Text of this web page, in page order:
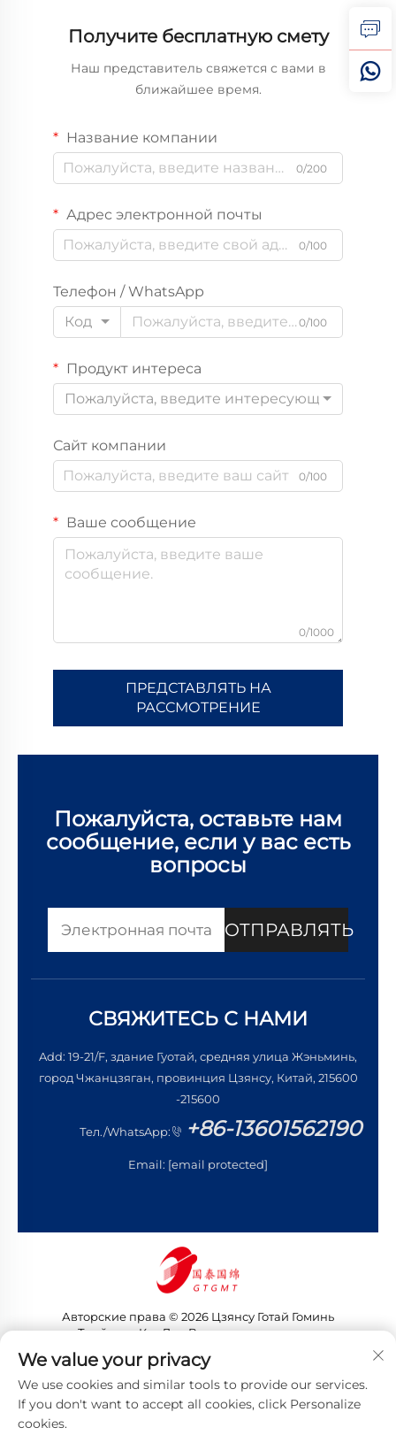
Получите бесплатную смету
Наш представитель свяжется с вами в
ближайшее время.
Название компании
0/200
Адрес электронной почты
0/100
Телефон / WhatsApp
Код
0/100
Продукт интереса
Пожалуйста, введите интересующий вас
Сайт компании
0/100
Ваше сообщение
0/1000
ПРЕДСТАВЛЯТЬ НА
РАССМОТРЕНИЕ
Пожалуйста, оставьте нам
сообщение, если у вас есть
вопросы
ОТПРАВЛЯТЬ
СВЯЖИТЕСЬ С НАМИ
Add: 19-21/F, здание Гуотай, средняя улица Жэньминь,
город Чжанцзяган, провинция Цзянсу, Китай, 215600
-215600
Тел./WhatsApp: +86-13601562190
Email: [email protected]
Авторские права © 2026 Цзянсу Готай Гоминь
Трейдинг Ко., Лтд. Все права защищены
Политика конфиденциальности
We value your privacy
We use cookies and similar tools to provide our services.
If you don't want to accept all cookies, click Personalize
cookies.